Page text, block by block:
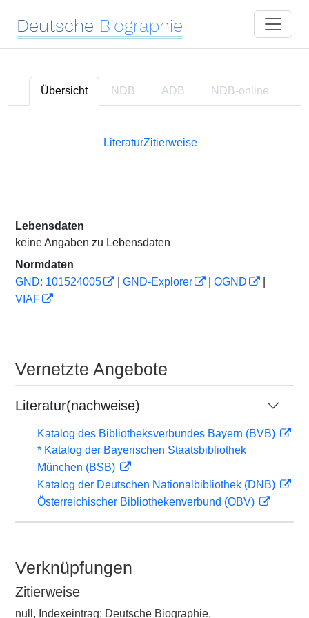
Deutsche Biographie
Übersicht NDB ADB NDB-online
LiteraturZitierweise
Lebensdaten
keine Angaben zu Lebensdaten
Normdaten
GND: 101524005
GND-Explorer OGND
VIAF
Vernetzte Angebote
Literatur(nachweise)
Katalog des Bibliotheksverbundes Bayern (BVB)
* Katalog der Bayerischen Staatsbibliothek
München (BSB)
Katalog der Deutschen Nationalbibliothek (DNB)
Österreichischer Bibliothekenverbund (OBV)
Verknüpfungen
Zitierweise
null, Indexeintrag: Deutsche Biographie,